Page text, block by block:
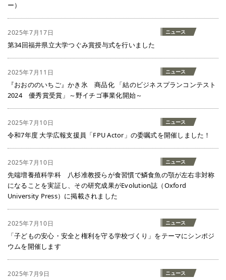
ー）
2025年7月17日 ニュース
第34回福井県立大学つぐみ賞授与式を行いました
2025年7月11日 ニュース
『おおののいちご』かき氷 商品化 「結のビジネスプランコンテスト
2024 優秀賞受賞」～野イチゴ事業化開始～
2025年7月10日 ニュース
令和7年度 大学広報支援員「FPU Actor」の委嘱式を開催しました！
2025年7月10日 ニュース
先端増養殖科学科 八杉准教授らが食習慣で鱗食魚の顎が左右非対称
になることを実証し、その研究成果がEvolution誌（Oxford
University Press）に掲載されました
2025年7月10日 ニュース
「子どもの安心・安全と権利を守る学校づくり」をテーマにシンポジ
ウムを開催します
2025年7月9日 ニュース